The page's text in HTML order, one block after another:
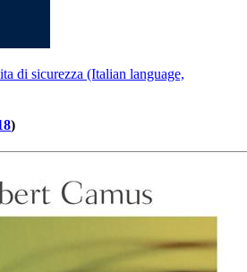
di sicurezza (Italian language,
)